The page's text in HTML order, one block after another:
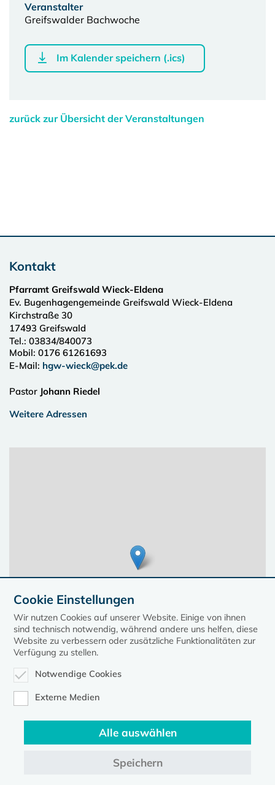
Veranstalter
Greifswalder Bachwoche
Im Kalender speichern (.ics)
zurück zur Übersicht der Veranstaltungen
Kontakt
Pfarramt Greifswald Wieck-Eldena
Ev. Bugenhagengemeinde Greifswald Wieck-Eldena
Kirchstraße 30
17493 Greifswald
Tel.: 03834/840073
Mobil: 0176 61261693
E-Mail: hgw-wieck@pek.de
Pastor Johann Riedel
Weitere Adressen
Diese Seite gehört zum Portalkirche-mv.de
Evangelische Kirche in Mecklenburg-Vorpommern © 2026
Cookie Einstellungen
Wir nutzen Cookies auf unserer Website. Einige von ihnen
sind technisch notwendig, während andere uns helfen, diese
Website zu verbessern oder zusätzliche Funktionalitäten zur
Verfügung zu stellen.
Notwendige Cookies
Externe Medien
Alle auswählen
Speichern